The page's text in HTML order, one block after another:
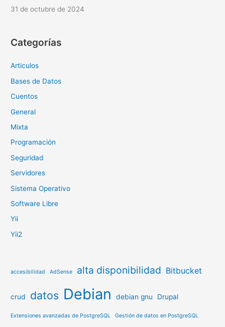
31 de octubre de 2024
Categorías
Articulos
Bases de Datos
Cuentos
General
Mixta
Programación
Seguridad
Servidores
Sistema Operativo
Software Libre
Yii
Yii2
accesibilidad AdSense alta disponibilidad Bitbucket
crud datos Debian debian gnu Drupal
Extensiones avanzadas de PostgreSQL Gestión de datos en PostgreSQL